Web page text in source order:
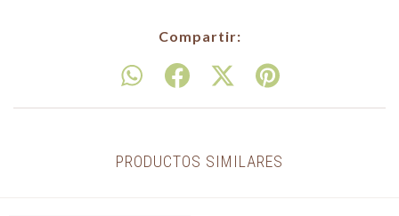
Compartir:
PRODUCTOS SIMILARES